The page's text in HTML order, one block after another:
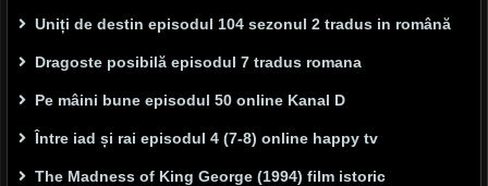
Uniți de destin episodul 104 sezonul 2 tradus in română
Dragoste posibilă episodul 7 tradus romana
Pe mâini bune episodul 50 online Kanal D
Între iad și rai episodul 4 (7-8) online happy tv
The Madness of King George (1994) film istoric